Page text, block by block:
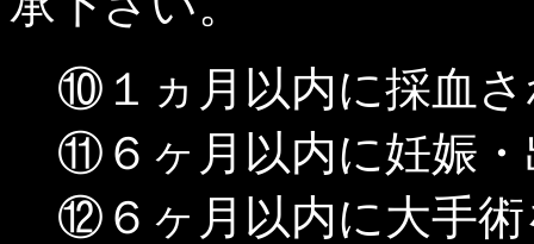
⑩１ヵ月以内に採血
⑪６ヶ月以内に妊娠
⑫６ヶ月以内に大手